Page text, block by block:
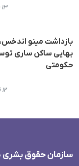
۱۳ فروردین ۱۴۰۵، ۱۲:۱۴
بازداشت مینو
بهایی ساکن ساری
حکومتی
۱۲ فروردین ۱۴۰۵، ۱۵:۱۷
سازمان حقوق بشری